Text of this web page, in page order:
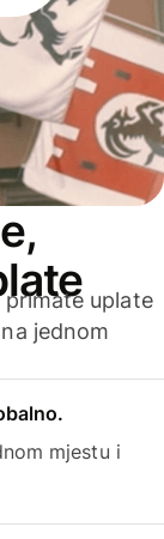
uplate
jednom
mjestu i